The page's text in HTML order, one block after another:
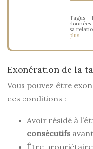
Tagus
sa
plus.
Exonération de la
Vous pouvez être
ces conditions :
Avoir résidé à
consécutifs
Être propriétaire